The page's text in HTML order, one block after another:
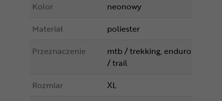
Kolor
neonowy
Materiał
poliester
Przeznaczenie
mtb / trekking, enduro
/ trail
Rozmiar
XL